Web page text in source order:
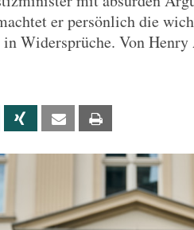
er persönlich die
Widersprüche. Von
Linkedin Xing Email